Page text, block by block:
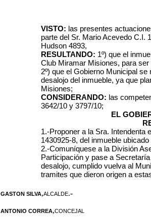
VISTO: las presentes
parte del Sr. Mario Acevedo C.I.
Hudson 4893,
RESULTANDO: 1º) que el
Club Miramar Misiones, para
2º) que el Gobierno Municipal
desalojo del inmueble, ya que
Misiones;
CONSIDERANDO: las
3642/10 y 3797/10;
EL
1.-Proponer a la Sra. Intendenta
1430925-8, del inmueble
2.-Comuníquese a la División
Participación y pase a
desalojo, cumplido vuelva al
tramites que dieron origen a
GASTON SILVA,ALCALDE.-
ANTONIO CORREA,CONCEJAL